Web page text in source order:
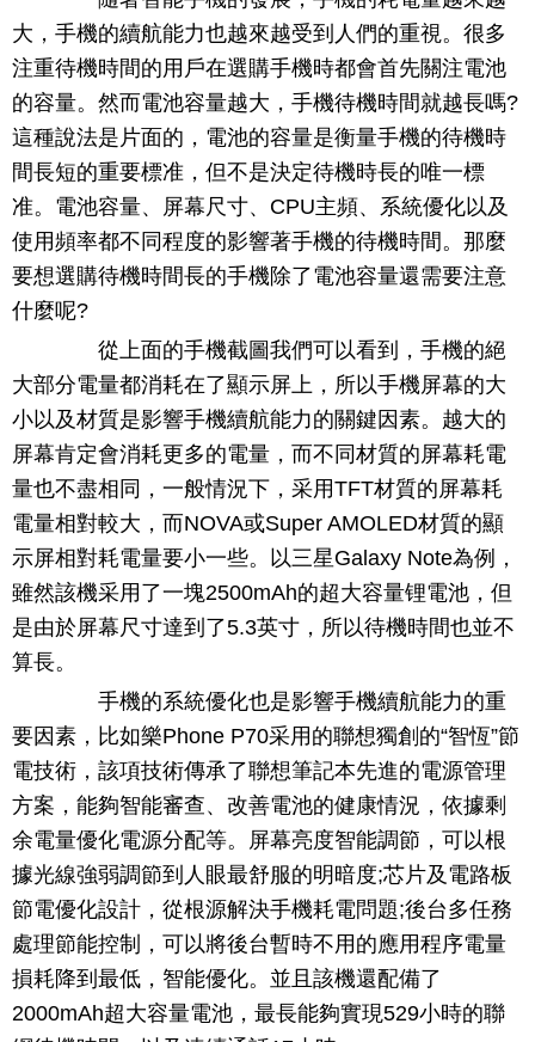
大，手機的續航能力也越來越受到人們的重視。很多
注重待機時間的用戶在選購手機時都會首先關注電池
的容量。然而電池容量越大，手機待機時間就越長嗎?
這種說法是片面的，電池的容量是衡量手機的待機時
間長短的重要標准，但不是決定待機時長的唯一標
准。電池容量、屏幕尺寸、CPU主頻、系統優化以及
使用頻率都不同程度的影響著手機的待機時間。那麼
要想選購待機時間長的手機除了電池容量還需要注意
什麼呢?
從上面的手機截圖我們可以看到，手機的絕
大部分電量都消耗在了顯示屏上，所以手機屏幕的大
小以及材質是影響手機續航能力的關鍵因素。越大的
屏幕肯定會消耗更多的電量，而不同材質的屏幕耗電
量也不盡相同，一般情況下，采用TFT材質的屏幕耗
電量相對較大，而NOVA或Super AMOLED材質的顯
示屏相對耗電量要小一些。以三星Galaxy Note為例，
雖然該機采用了一塊2500mAh的超大容量锂電池，但
是由於屏幕尺寸達到了5.3英寸，所以待機時間也並不
算長。
手機的系統優化也是影響手機續航能力的重
要因素，比如樂Phone P70采用的聯想獨創的“智恆”節
電技術，該項技術傳承了聯想筆記本先進的電源管理
方案，能夠智能審查、改善電池的健康情況，依據剩
余電量優化電源分配等。屏幕亮度智能調節，可以根
據光線強弱調節到人眼最舒服的明暗度;芯片及電路板
節電優化設計，從根源解決手機耗電問題;後台多任務
處理節能控制，可以將後台暫時不用的應用程序電量
損耗降到最低，智能優化。並且該機還配備了
2000mAh超大容量電池，最長能夠實現529小時的聯